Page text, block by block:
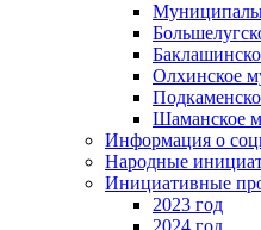
Олхинское
Шаманское
Информация о
Народные
Инициативные
2023 год
2024 год